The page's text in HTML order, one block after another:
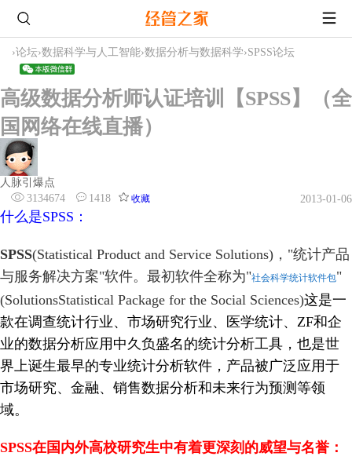
›论坛›数据科学与人工智能›数据分析与数据科学›SPSS论坛
高级数据分析师认证培训【SPSS】（全
国网络在线直播）
人脉引爆点
3134674
1418 收藏 2013-01-06
什么是SPSS：
SPSS(Statistical Product and Service Solutions)，"统计产品
与服务解决方案"软件。最初软件全称为"社会科学统计软件包"
(SolutionsStatistical Package for the Social Sciences)这是一
款在调查统计行业、市场研究行业、医学统计、ZF和企
业的数据分析应用中久负盛名的统计分析工具，也是世
界上诞生最早的专业统计分析软件，产品被广泛应用于
市场研究、金融、销售数据分析和未来行为预测等领
域。
SPSS在国内外高校研究生中有着更深刻的威望与名誉：